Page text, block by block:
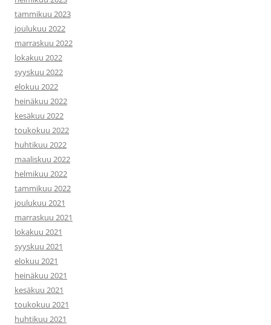
tammikuu 2023
joulukuu 2022
marraskuu 2022
lokakuu 2022
syyskuu 2022
elokuu 2022
heinäkuu 2022
kesäkuu 2022
toukokuu 2022
huhtikuu 2022
maaliskuu 2022
helmikuu 2022
tammikuu 2022
joulukuu 2021
marraskuu 2021
lokakuu 2021
syyskuu 2021
elokuu 2021
heinäkuu 2021
kesäkuu 2021
toukokuu 2021
huhtikuu 2021